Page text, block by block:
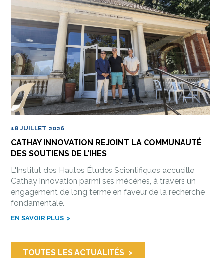
18 JUILLET 2026
CATHAY INNOVATION REJOINT LA COMMUNAUTÉ
DES SOUTIENS DE L’IHES
L'Institut des Hautes Études Scientifiques accueille
Cathay Innovation parmi ses mécènes, à travers un
engagement de long terme en faveur de la recherche
fondamentale.
EN SAVOIR PLUS
TOUTES LES ACTUALITÉS